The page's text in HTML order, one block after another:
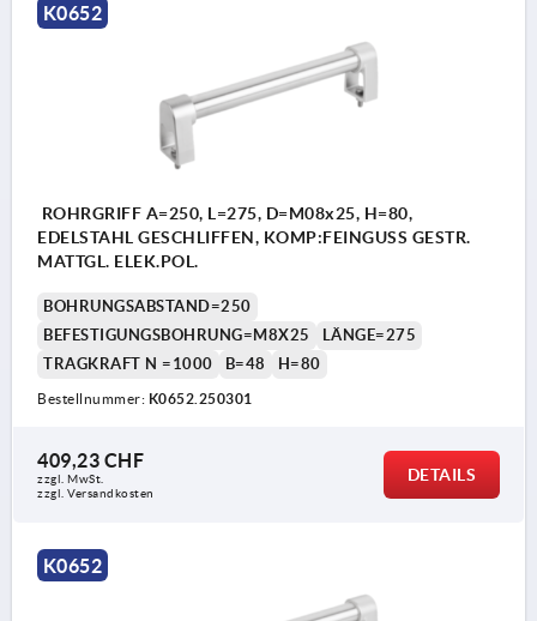
K0652
ROHRGRIFF A=250, L=275, D=M08x25, H=80,
EDELSTAHL GESCHLIFFEN, KOMP:FEINGUSS GESTR.
MATTGL. ELEK.POL.
BOHRUNGSABSTAND=250
BEFESTIGUNGSBOHRUNG=M8X25
LÄNGE=275
TRAGKRAFT N =1000
B=48 H=80
Bestellnummer: K0652.250301
409,23 CHF
zzgl. MwSt.
zzgl. Versandkosten
DETAILS
K0652